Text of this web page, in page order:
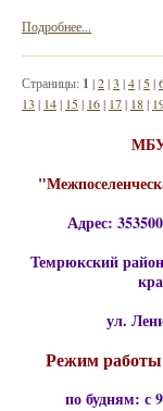
Подробнее...
Страницы: 1 |2|3 |4| 5|
13 | 14| 15| 16| 17| 18|
Адрес:
Темрюкский
ул.
Режим работы
по будням: с